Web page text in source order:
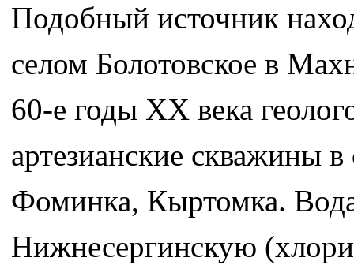
Подобный источник
селом Болотовское в
60-е годы ХХ века
артезианские скважины
Фоминка, Кыртомка.
Нижнесергинскую